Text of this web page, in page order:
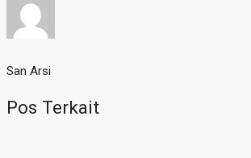
San Arsi
Pos Terkait